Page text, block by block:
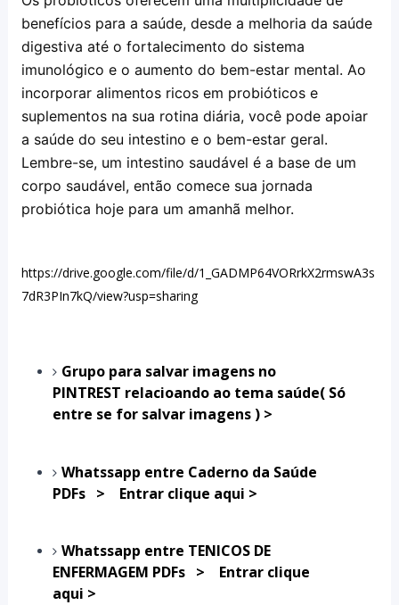
benefícios para a saúde, desde a melhoria da saúde
digestiva até o fortalecimento do sistema
imunológico e o aumento do bem-estar mental. Ao
incorporar alimentos ricos em probióticos e
suplementos na sua rotina diária, você pode apoiar
a saúde do seu intestino e o bem-estar geral.
Lembre-se, um intestino saudável é a base de um
corpo saudável, então comece sua jornada
probiótica hoje para um amanhã melhor.
https://drive.google.com/file/d/1_GADMP64VORrkX2rmswA3s
7dR3PIn7kQ/view?usp=sharing
Grupo para salvar imagens no
PINTREST relacioando ao tema saúde( Só
entre se for salvar imagens )>
Whatssapp entre Caderno da Saúde
PDFs > Entrar clique aqui >
Whatssapp entre TENICOS DE
ENFERMAGEM PDFs >
Entrar clique
aqui >